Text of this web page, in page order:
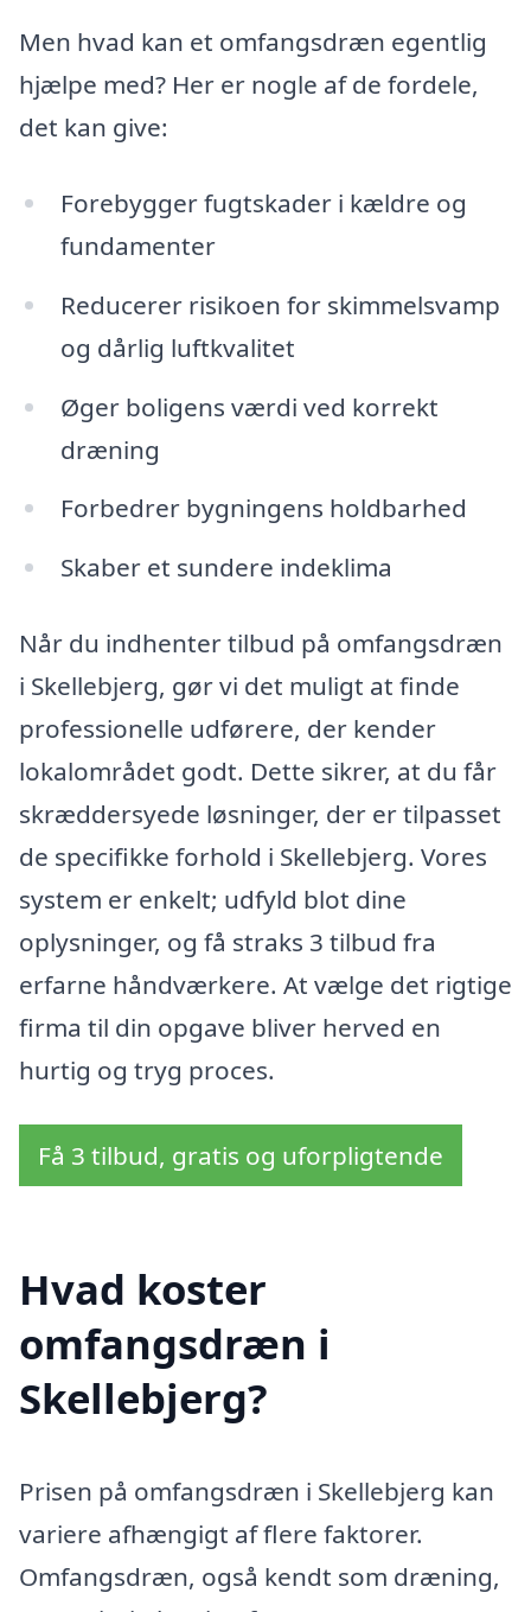
Men hvad kan et omfangsdræn egentlig
hjælpe med? Her er nogle af de fordele,
det kan give:
Forebygger fugtskader i kældre og
fundamenter
Reducerer risikoen for skimmelsvamp
og dårlig luftkvalitet
Øger boligens værdi ved korrekt
dræning
Forbedrer bygningens holdbarhed
Skaber et sundere indeklima
Når du indhenter tilbud på omfangsdræn
i Skellebjerg, gør vi det muligt at finde
professionelle udførere, der kender
lokalområdet godt. Dette sikrer, at du får
skræddersyede løsninger, der er tilpasset
de specifikke forhold i Skellebjerg. Vores
system er enkelt; udfyld blot dine
oplysninger, og få straks 3 tilbud fra
erfarne håndværkere. At vælge det rigtige
firma til din opgave bliver herved en
hurtig og tryg proces.
Få 3 tilbud, gratis og uforpligtende
Hvad koster
omfangsdræn i
Skellebjerg?
Prisen på omfangsdræn i Skellebjerg kan
variere afhængigt af flere faktorer.
Omfangsdræn, også kendt som dræning,